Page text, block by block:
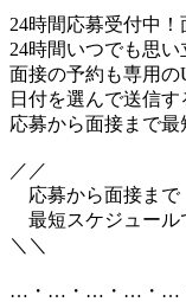
24時間応募受付中
24時間いつでも思い
面接の予約も専用の
日付を選んで送信す
応募から面接まで
／／
応募から面接まで
最短スケジュール
＼＼
…・…・…・…・…